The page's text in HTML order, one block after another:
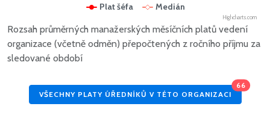
Plat šéfa Medián
Highcharts.com
Rozsah průměrných manažerských měsíčních platů vedení
organizace (včetně odměn) přepočtených z ročního příjmu za
sledované období
VŠECHNY PLATY ÚŘEDNÍKŮ V TÉTO ORGANIZACI
66